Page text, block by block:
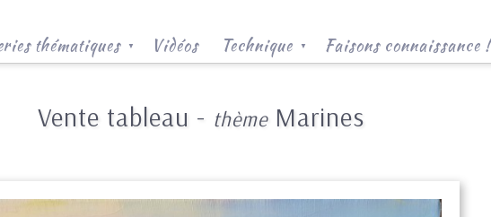
thématiques ▼ Vidéos Technique ▼ Faisons connaissance !
Vente tableau - thèmeMarines